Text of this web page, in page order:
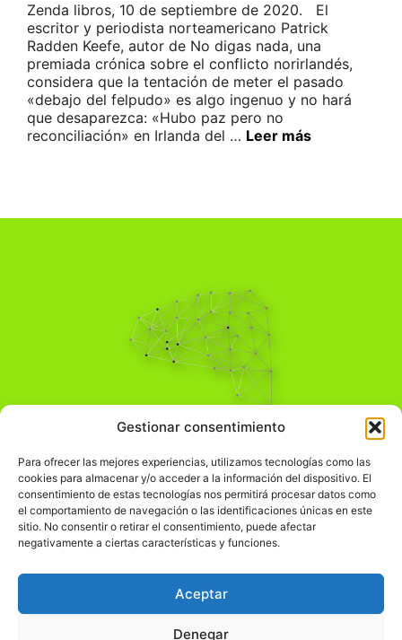
Gestionar consentimiento
Para ofrecer las mejores experiencias, utilizamos tecnologías como las
cookies para almacenar y/o acceder a la información del dispositivo. El
consentimiento de estas tecnologías nos permitirá procesar datos como
el comportamiento de navegación o las identificaciones únicas en este
sitio. No consentir o retirar el consentimiento, puede afectar
negativamente a ciertas características y funciones.
Aceptar
Denegar
Zenda libros, 10 de septiembre de 2020. El
escritor y periodista norteamericano Patrick
Radden Keefe, autor de No digas nada, una
premiada crónica sobre el conflicto norirlandés,
considera que la tentación de meter el pasado
«debajo del felpudo» es algo ingenuo y no hará
que desaparezca: «Hubo paz pero no
reconciliación» en Irlanda del … Leer más
Pensamiento Crítico
Comprender el mundo para transformarlo.
Información Legal
჻Política de privacidad
Política de cookies